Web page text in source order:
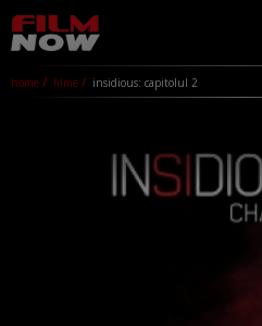
home filme insidious: capitolul 2